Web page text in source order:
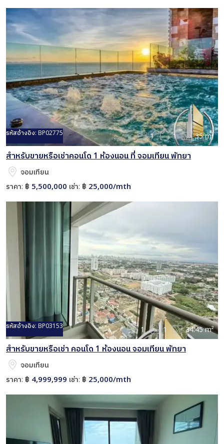
รหัสอ้างอิง: BP02775 1 1 35 m²
สำหรับขายหรือเช่าคอนโด 1 ห้องนอน ที่ จอมเทียน พัทยา
จอมเทียน
ราคา: ฿ 5,500,000 เช่า: ฿ 25,000/mth
รหัสอ้างอิง: BP03153 1 1 34.45 m²
สำหรับขายหรือเช่า คอนโด 1 ห้องนอน จอมเทียน พัทยา
จอมเทียน
ราคา: ฿ 4,999,999 เช่า: ฿ 25,000/mth